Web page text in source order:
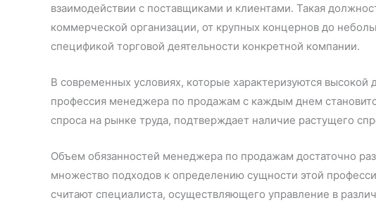
взаимодействии с поставщиками и клиентами. Такая
коммерческой организации, от крупных концернов до
спецификой торговой деятельности конкретной компании.
В современных условиях, которые характеризуются
профессия менеджера по продажам с каждым днем
спроса на рынке труда, подтверждает наличие растущего
Объем обязанностей менеджера по продажам достаточно
множество подходов к определению сущности этой
считают специалиста, осуществляющего управление в